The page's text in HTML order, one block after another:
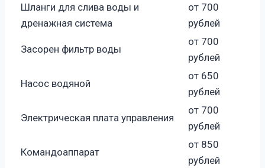
Шланги для слива воды и
дренажная система
от 700
рублей
Засорен фильтр воды
от 700
рублей
Насос водяной
от 650
рублей
Электрическая плата управления
от 700
рублей
Командоаппарат
от 850
рублей